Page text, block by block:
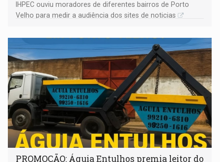
IHPEC ouviu moradores de diferentes bairros de Porto
Velho para medir a audiência dos sites de noticias
PROMOÇÃO: Águia Entulhos premia leitor do